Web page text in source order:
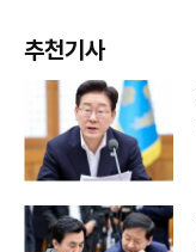
추천기사